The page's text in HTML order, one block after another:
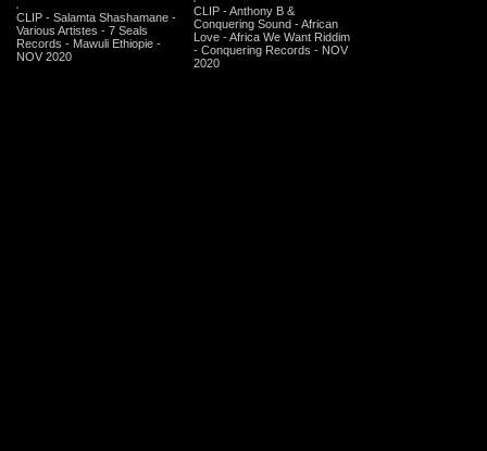
CLIP - Salamta Shashamane -
Various Artistes - 7 Seals
Records - Mawuli Ethiopie -
NOV 2020
CLIP - Anthony B &
Conquering Sound - African
Love - Africa We Want Riddim
- Conquering Records - NOV
2020